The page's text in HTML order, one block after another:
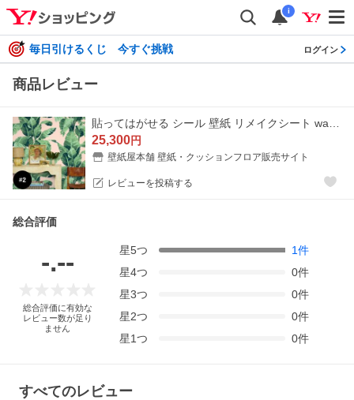
i
毎日引けるくじ 今すぐ挑戦 ログイン
商品レビュー
25,300円
壁紙屋本舗 壁紙・クッションフロア販売サイト
レビューを投稿する
総合評価
-.--
総合評価に有効な
レビュー数が足り
ません
星5つ 1件
星4つ 0件
星3つ 0件
星2つ 0件
星1つ 0件
すべてのレビュー